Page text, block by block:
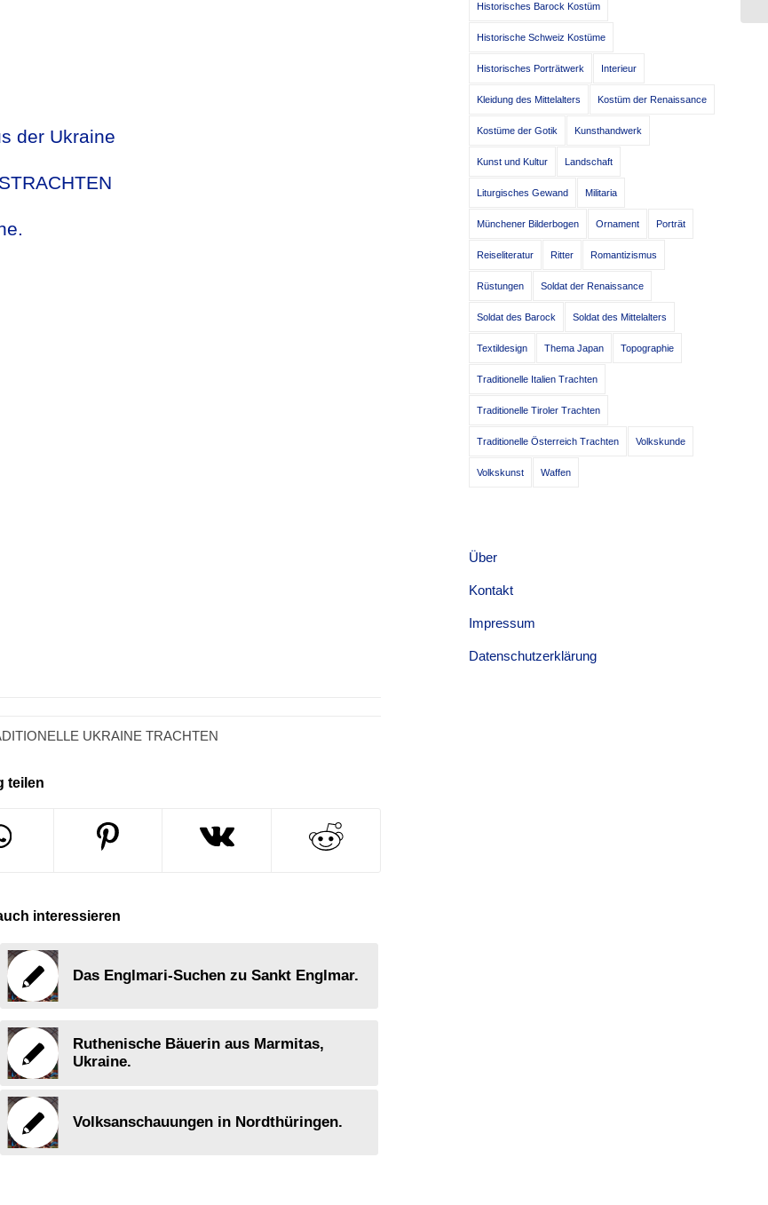
der Ukraine
UKRAINE TRACHTEN
teilen
interessieren
Das Englmari-Suchen zu Sankt Englmar.
Ruthenische Bäuerin aus Marmitas,
Ukraine.
Volksanschauungen in Nordthüringen.
Historisches Barock Kostüm
Historische Schweiz Kostüme
Historisches Porträtwerk Interieur
Kleidung des Mittelalters Kostüm der Renaissance
Kostüme der Gotik Kunsthandwerk
Kunst und Kultur Landschaft
Liturgisches Gewand Militaria
Münchener Bilderbogen Ornament Porträt
Reiseliteratur Ritter Romantizismus
Rüstungen Soldat der Renaissance
Soldat des Barock Soldat des Mittelalters
Textildesign Thema Japan Topographie
Traditionelle Italien Trachten
Traditionelle Tiroler Trachten
Traditionelle Österreich Trachten Volkskunde
Volkskunst Waffen
Über
Kontakt
Impressum
Datenschutzerklärung